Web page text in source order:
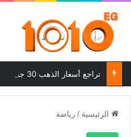
الرئيسية / رياضة